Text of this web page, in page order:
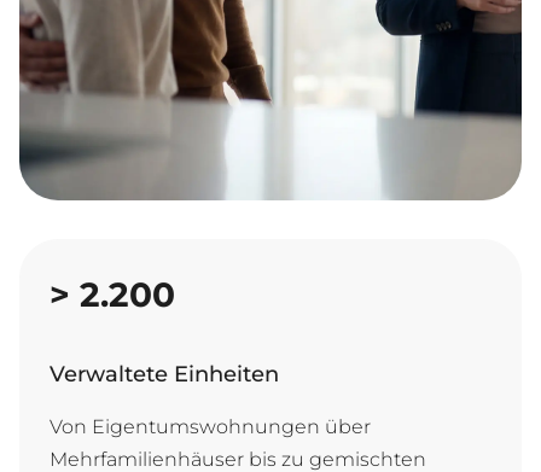
> 2.200
Verwaltete Einheiten
Von Eigentumswohnungen über
Mehrfamilienhäuser bis zu gemischten